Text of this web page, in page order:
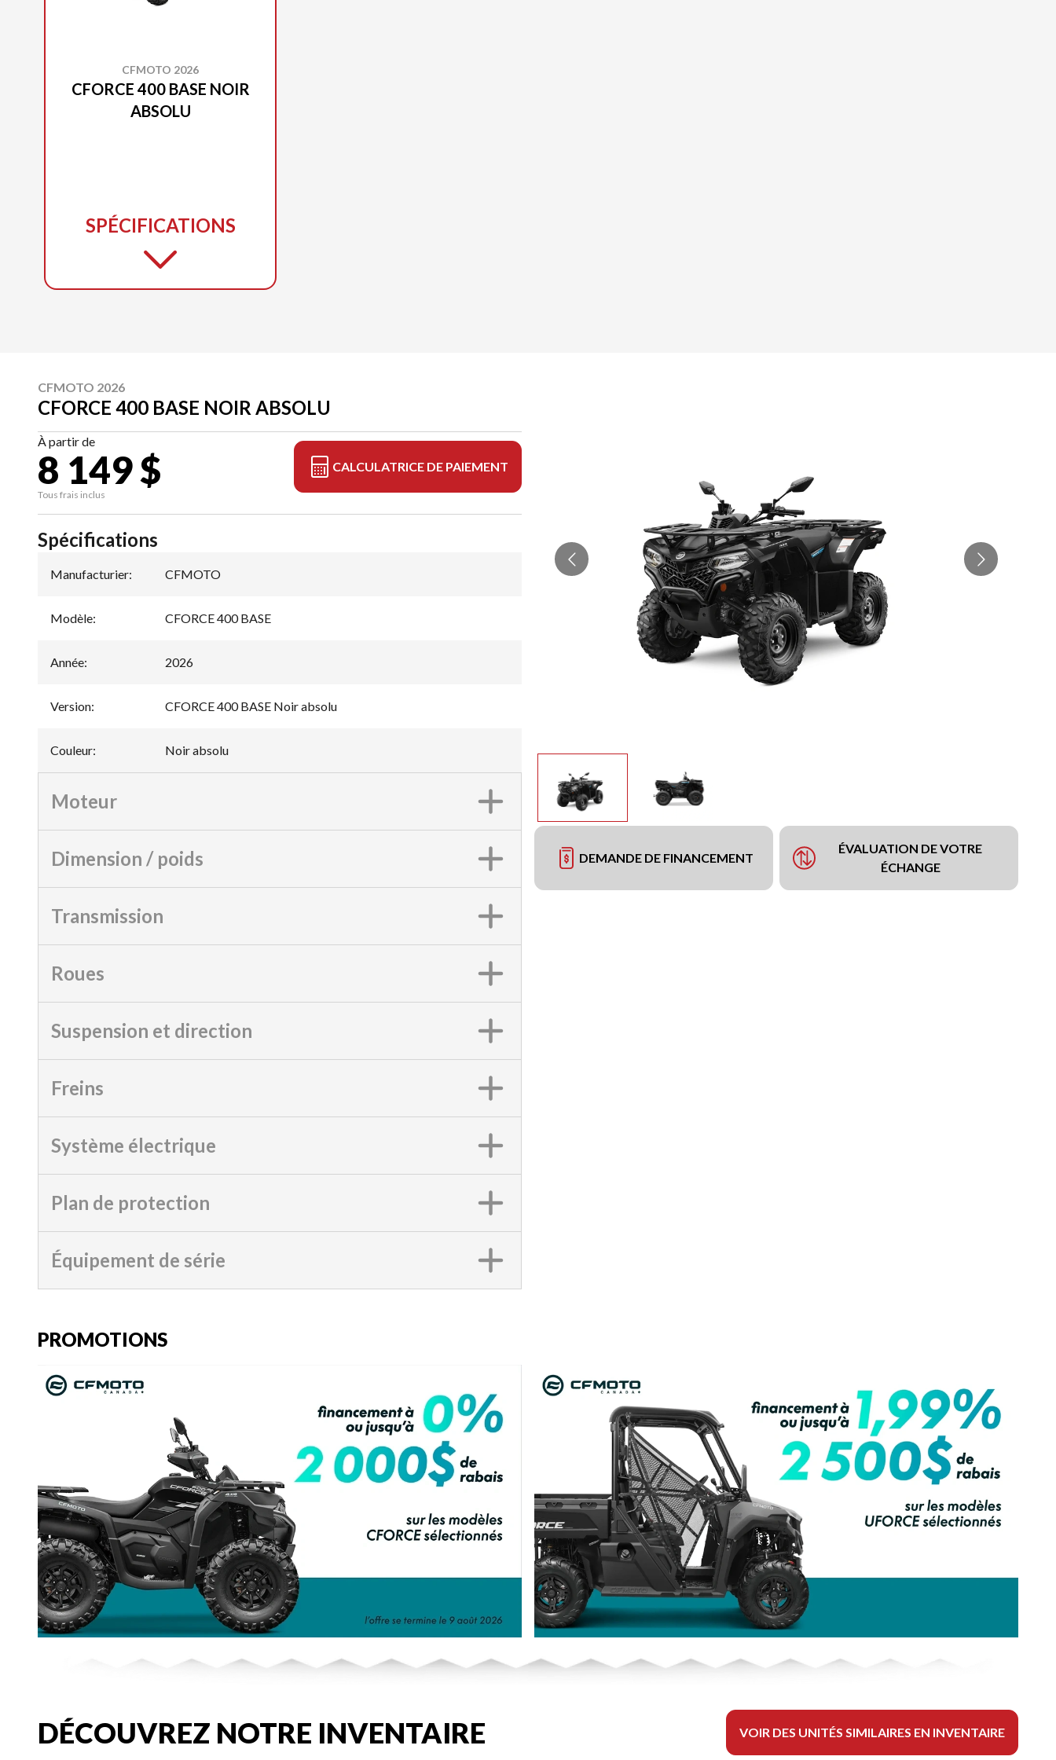
CFMOTO 2026
CFORCE 400 BASE NOIR
ABSOLU
SPÉCIFICATIONS
CFMOTO 2026
CFORCE 400 BASE NOIR ABSOLU
À partir de
8 149 $
Tous frais inclus
CALCULATRICE DE PAIEMENT
DEMANDE DE FINANCEMENT
ÉVALUATION DE VOTRE
ÉCHANGE
Spécifications
Manufacturier: CFMOTO
Modèle: CFORCE 400 BASE
Année: 2026
Version: CFORCE 400 BASE Noir absolu
Couleur: Noir absolu
Moteur
Dimension / poids
Transmission
Roues
Suspension et direction
Freins
Système électrique
Plan de protection
Équipement de série
PROMOTIONS
DÉCOUVREZ NOTRE INVENTAIRE VOIR DES UNITÉS SIMILAIRES EN INVENTAIRE